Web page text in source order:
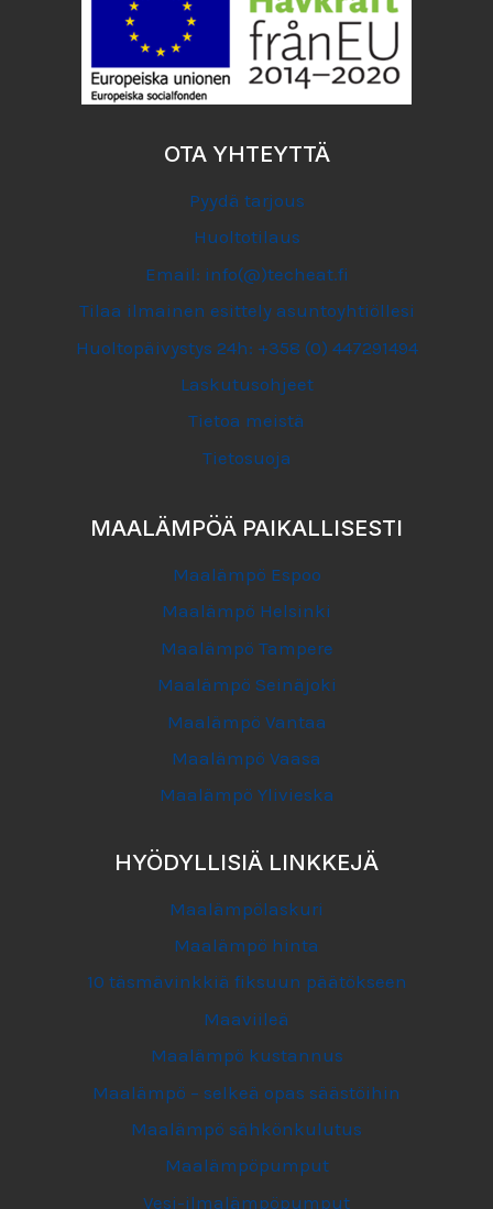
OTA YHTEYTTÄ
Pyydä tarjous
Huoltotilaus
Email: info(@)techeat.fi
Tilaa ilmainen esittely asuntoyhtiöllesi
Huoltopäivystys 24h: +358 (0) 447291494
Laskutusohjeet
Tietoa meistä
Tietosuoja
MAALÄMPÖÄ PAIKALLISESTI
Maalämpö Espoo
Maalämpö Helsinki
Maalämpö Tampere
Maalämpö Seinäjoki
Maalämpö Vantaa
Maalämpö Vaasa
Maalämpö Ylivieska
HYÖDYLLISIÄ LINKKEJÄ
Maalämpölaskuri
Maalämpö hinta
10 täsmävinkkiä fiksuun päätökseen
Maaviileä
Maalämpö kustannus
Maalämpö – selkeä opas säästöihin
Maalämpö sähkönkulutus
Maalämpöpumput
Vesi-ilmalämpöpumput